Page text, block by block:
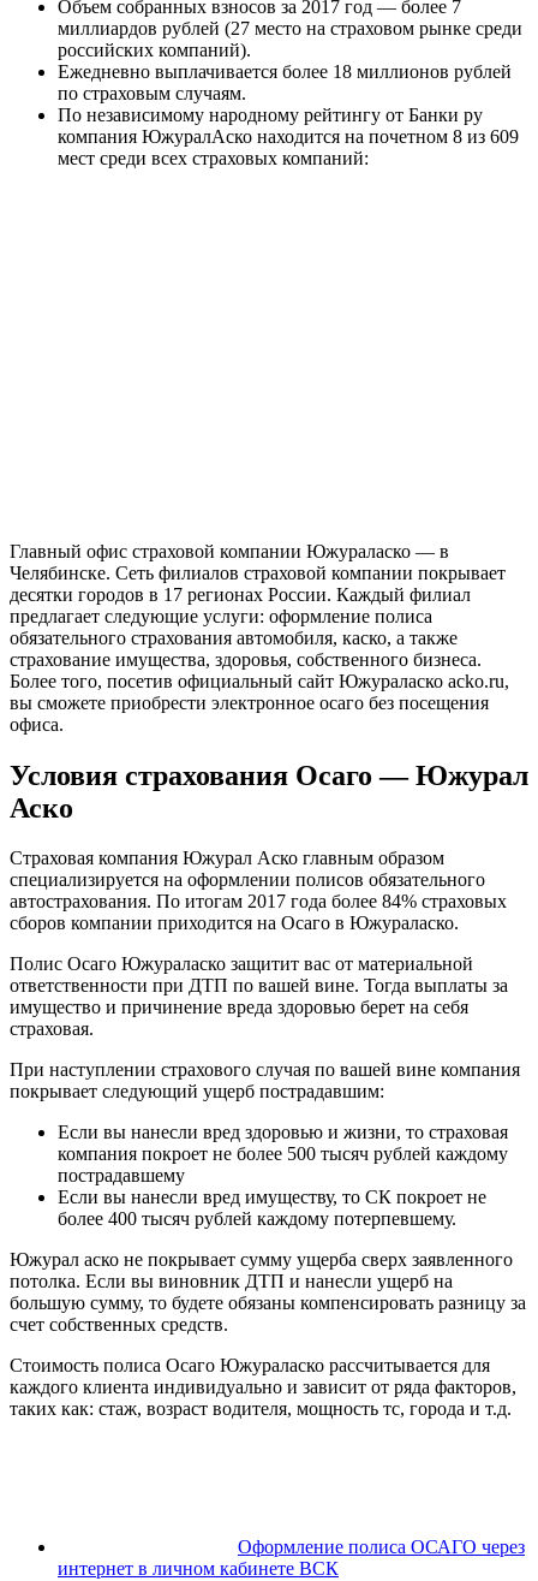
Объем собранных взносов за 2017 год — более 7
миллиардов рублей (27 место на страховом рынке среди
российских компаний).
Ежедневно выплачивается более 18 миллионов рублей
по страховым случаям.
По независимому народному рейтингу от Банки ру
компания ЮжуралАско находится на почетном 8 из 609
мест среди всех страховых компаний:
Главный офис страховой компании Южураласко — в
Челябинске. Сеть филиалов страховой компании покрывает
десятки городов в 17 регионах России. Каждый филиал
предлагает следующие услуги: оформление полиса
обязательного страхования автомобиля, каско, а также
страхование имущества, здоровья, собственного бизнеса.
Более того, посетив официальный сайт Южураласко acko.ru,
вы сможете приобрести электронное осаго без посещения
офиса.
Условия страхования Осаго — Южурал
Аско
Страховая компания Южурал Аско главным образом
специализируется на оформлении полисов обязательного
автострахования. По итогам 2017 года более 84% страховых
сборов компании приходится на Осаго в Южураласко.
Полис Осаго Южураласко защитит вас от материальной
ответственности при ДТП по вашей вине. Тогда выплаты за
имущество и причинение вреда здоровью берет на себя
страховая.
При наступлении страхового случая по вашей вине компания
покрывает следующий ущерб пострадавшим:
Если вы нанесли вред здоровью и жизни, то страховая
компания покроет не более 500 тысяч рублей каждому
пострадавшему
Если вы нанесли вред имуществу, то СК покроет не
более 400 тысяч рублей каждому потерпевшему.
Южурал аско не покрывает сумму ущерба сверх заявленного
потолка. Если вы виновник ДТП и нанесли ущерб на
большую сумму, то будете обязаны компенсировать разницу за
счет собственных средств.
Стоимость полиса Осаго Южураласко рассчитывается для
каждого клиента индивидуально и зависит от ряда факторов,
таких как: стаж, возраст водителя, мощность тс, города и т.д.
Оформление полиса ОСАГО через
интернет в личном кабинете ВСК